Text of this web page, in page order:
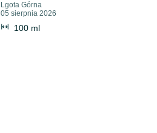
Lgota Górna
05 sierpnia 2026
100 ml